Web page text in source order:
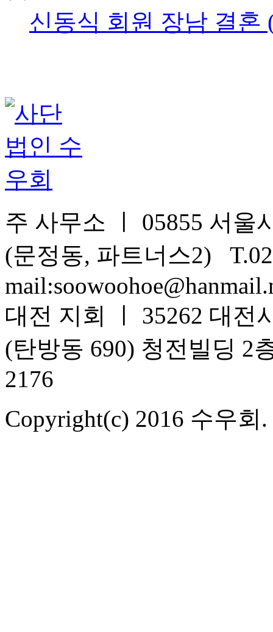
신동식 회원 장남 결혼
주 사무소 ㅣ 05855 서울
(문정동, 파트너스2)
대전 지회 ㅣ 35262 대전
(탄방동 690) 청전빌딩 2
2176
Copyright(c) 2016 수우회